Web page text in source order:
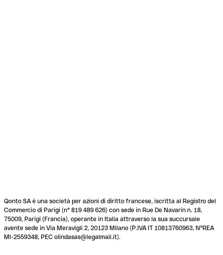
Qonto SA é una società per azioni di diritto francese, iscritta al Registro del
Commercio di Parigi (n° 819 489 626) con sede in Rue De Navarin n. 18,
75009, Parigi (Francia), operante in Italia attraverso la sua succursale
avente sede in Via Meravigli 2, 20123 Milano (P.IVA IT 10813760963, N°REA
MI-2559348, PEC olindasas@legalmail.it).